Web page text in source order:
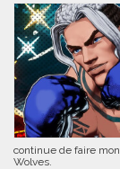
continue de faire
Wolves.